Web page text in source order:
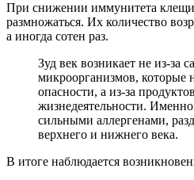
При снижении иммунитета
размножаться. Их количество
а иногда сотен раз.
Зуд век возникает не из-за
микроорганизмов, которые
опасности, а из-за
жизнедеятельности.
сильными аллергенами,
верхнего и нижнего века.
В итоге наблюдается